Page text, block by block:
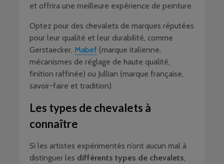
et offrira une meilleure expérience de peinture.
Optez pour des chevalets de marques réputées
pour leur qualité et leur durabilité, comme
Gerstaecker, Mabef (marque italienne,
mécanismes de réglage de haute qualité,
finition raffinée) ou Jullian (marque française,
savoir-faire et tradition).
Les types de chevalets à
connaître
Si les artistes expérimentés n’ont aucun mal à
distinguer les différents types de chevalets,